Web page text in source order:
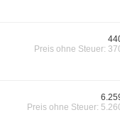
Preis ohne Steuer:
Preis ohne Steuer: